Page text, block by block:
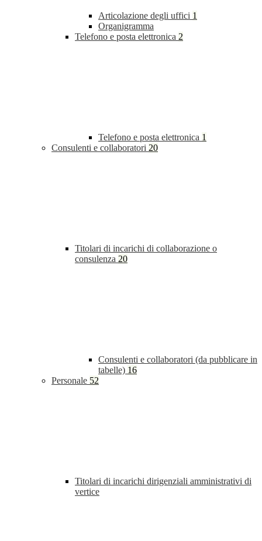
Articolazione degli uffici 1
Organigramma
Telefono e posta elettronica 2
Telefono e posta elettronica 1
Consulenti e collaboratori 20
Titolari di incarichi di collaborazione o
consulenza 20
Consulenti e collaboratori (da pubblicare in
tabelle) 16
Personale 52
Titolari di incarichi dirigenziali amministrativi di
vertice